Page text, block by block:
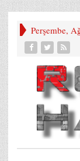
Perşembe,